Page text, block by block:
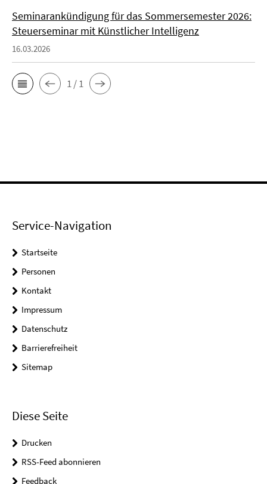
Seminarankündigung für das Sommersemester 2026:
Steuerseminar mit Künstlicher Intelligenz
16.03.2026
1 / 1
Service-Navigation
Startseite
Personen
Kontakt
Impressum
Datenschutz
Barrierefreiheit
Sitemap
Diese Seite
Drucken
RSS-Feed abonnieren
Feedback